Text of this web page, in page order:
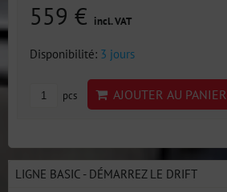
559 € incl. VAT
Disponibilité: 3 jours
pcs AJOUTER AU PANIER
LIGNE BASIC - DÉMARREZ LE DRIFT